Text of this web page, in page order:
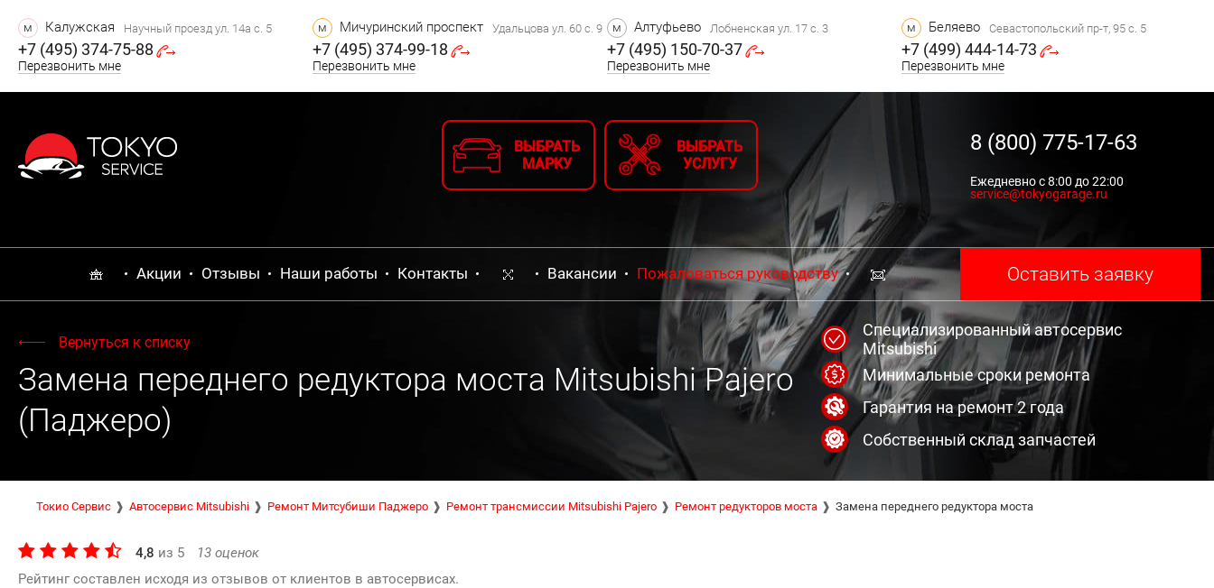
м Калужская Научный проезд ул. 14а с. 5
+7 (495) 374-75-88
Перезвонить мне
м Мичуринский проспект Удальцова ул. 60 с. 9
+7 (495) 374-99-18
Перезвонить мне
м Алтуфьево Лобненская ул. 17 с. 3
+7 (495) 150-70-37
Перезвонить мне
м Беляево Севастопольский пр-т, 95 с. 5
+7 (499) 444-14-73
Перезвонить мне
ВЫБРАТЬ
МАРКУ
ВЫБРАТЬ
УСЛУГУ
8 (800) 775-17-63
Ежедневно с 8:00 до 22:00
service@tokyogarage.ru
Акции Отзывы Наши работы Контакты Вакансии Пожаловаться руководству Оставить заявку
Вернуться к списку
Замена переднего редуктора моста Mitsubishi Pajero
(Паджеро)
Специализированный автосервис
Mitsubishi
Минимальные сроки ремонта
Гарантия на ремонт 2 года
Собственный склад запчастей
Токио Сервис Автосервис Mitsubishi Ремонт Митсубиши Паджеро Ремонт трансмиссии Mitsubishi Pajero Ремонт редукторов моста Замена переднего редуктора моста
4,8 из 5 13 оценок
Рейтинг составлен исходя из отзывов от клиентов в автосервисах.